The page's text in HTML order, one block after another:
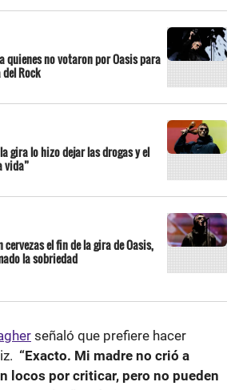
quienes no votaron por Oasis para
Rock
gira lo hizo dejar las drogas y el
vida”
cervezas el fin de la gira de Oasis,
la sobriedad
señaló que prefiere hacer
“Exacto. Mi madre no crió a
locos por criticar, pero no pueden